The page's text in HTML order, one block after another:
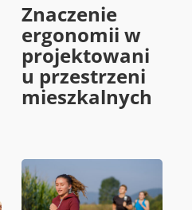
Znaczenie
ergonomii w
projektowani
u przestrzeni
mieszkalnych